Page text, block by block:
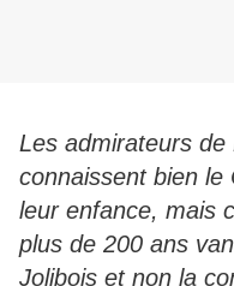
Les admirateurs de
connaissent bien le
leur enfance, mais
plus de 200 ans
Jolibois et non la